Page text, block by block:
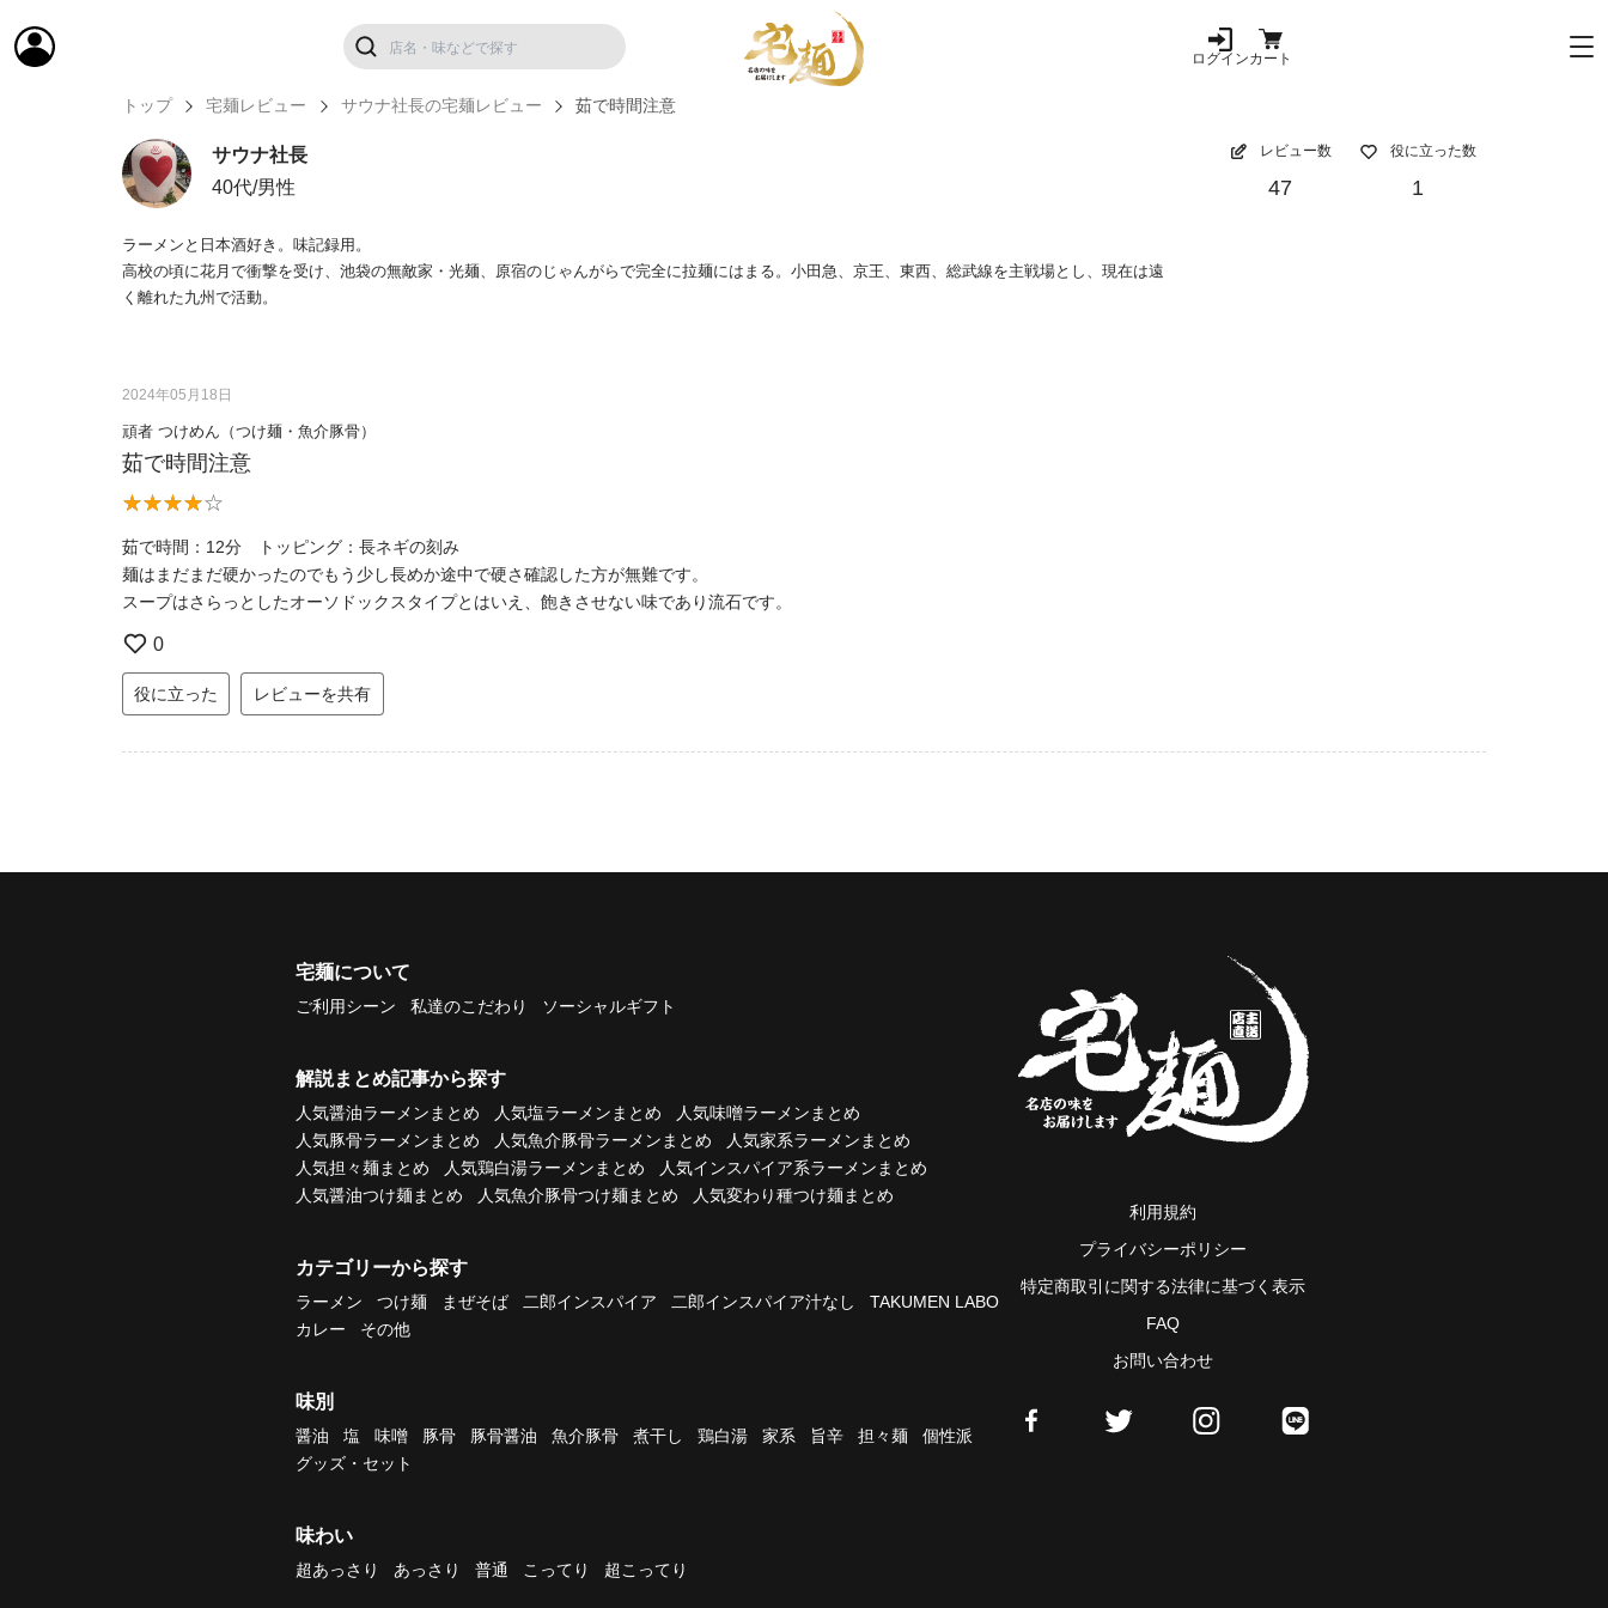
ログインカート
トップ 宅麺レビュー サウナ社長の宅麺レビュー 茹で時間注意
サウナ社長
40代/男性
ラーメンと日本酒好き。味記録用。
高校の頃に花月で衝撃を受け、池袋の無敵家・光麺、原宿のじゃんがらで完全に拉麺にはまる。小田急、京王、東西、総武線を主戦場とし、現在は遠
く離れた九州で活動。
レビュー数
47
役に立った数
1
2024年05月18日
頑者 つけめん（つけ麺・魚介豚骨）
茹で時間注意
茹で時間：12分 トッピング：長ネギの刻み
麺はまだまだ硬かったのでもう少し長めか途中で硬さ確認した方が無難です。
スープはさらっとしたオーソドックスタイプとはいえ、飽きさせない味であり流石です。
0
役に立った レビューを共有
宅麺について
ご利用シーン 私達のこだわり ソーシャルギフト
解説まとめ記事から探す
人気醤油ラーメンまとめ 人気塩ラーメンまとめ
人気味噌ラーメンまとめ
人気豚骨ラーメンまとめ
人気魚介豚骨ラーメンまとめ
人気家系ラーメンまとめ
人気担々麺まとめ
人気鶏白湯ラーメンまとめ
人気インスパイア系ラーメンまとめ
人気醤油つけ麺まとめ
人気魚介豚骨つけ麺まとめ 人気変わり種つけ麺まとめ
カテゴリーから探す
ラーメン つけ麺 まぜそば 二郎インスパイア 二郎インスパイア汁なし
TAKUMEN LABO
カレー
その他
味別
醤油 塩 味噌 豚骨 豚骨醤油 魚介豚骨 煮干し 鶏白湯 家系 旨辛 担々麺
個性派
グッズ・セット
味わい
超あっさり あっさり 普通 こってり 超こってり
利用規約
プライバシーポリシー
特定商取引に関する法律に基づく表示
FAQ
お問い合わせ